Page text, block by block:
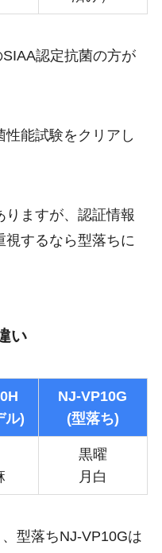
認定抗菌の方が
能試験をクリアし
りますが、認証情報
視するなら型落ちに
い
ル)
NJ-VP10G
(型落ち)
黒曜
月白
型落ちNJ-VP10Gは